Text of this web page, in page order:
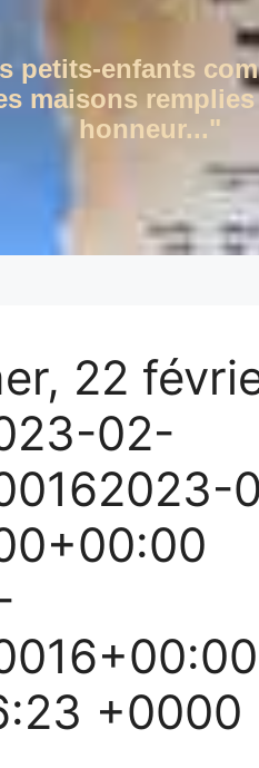
petits-enfants
maisons
honneur..."
22
02-
+0000